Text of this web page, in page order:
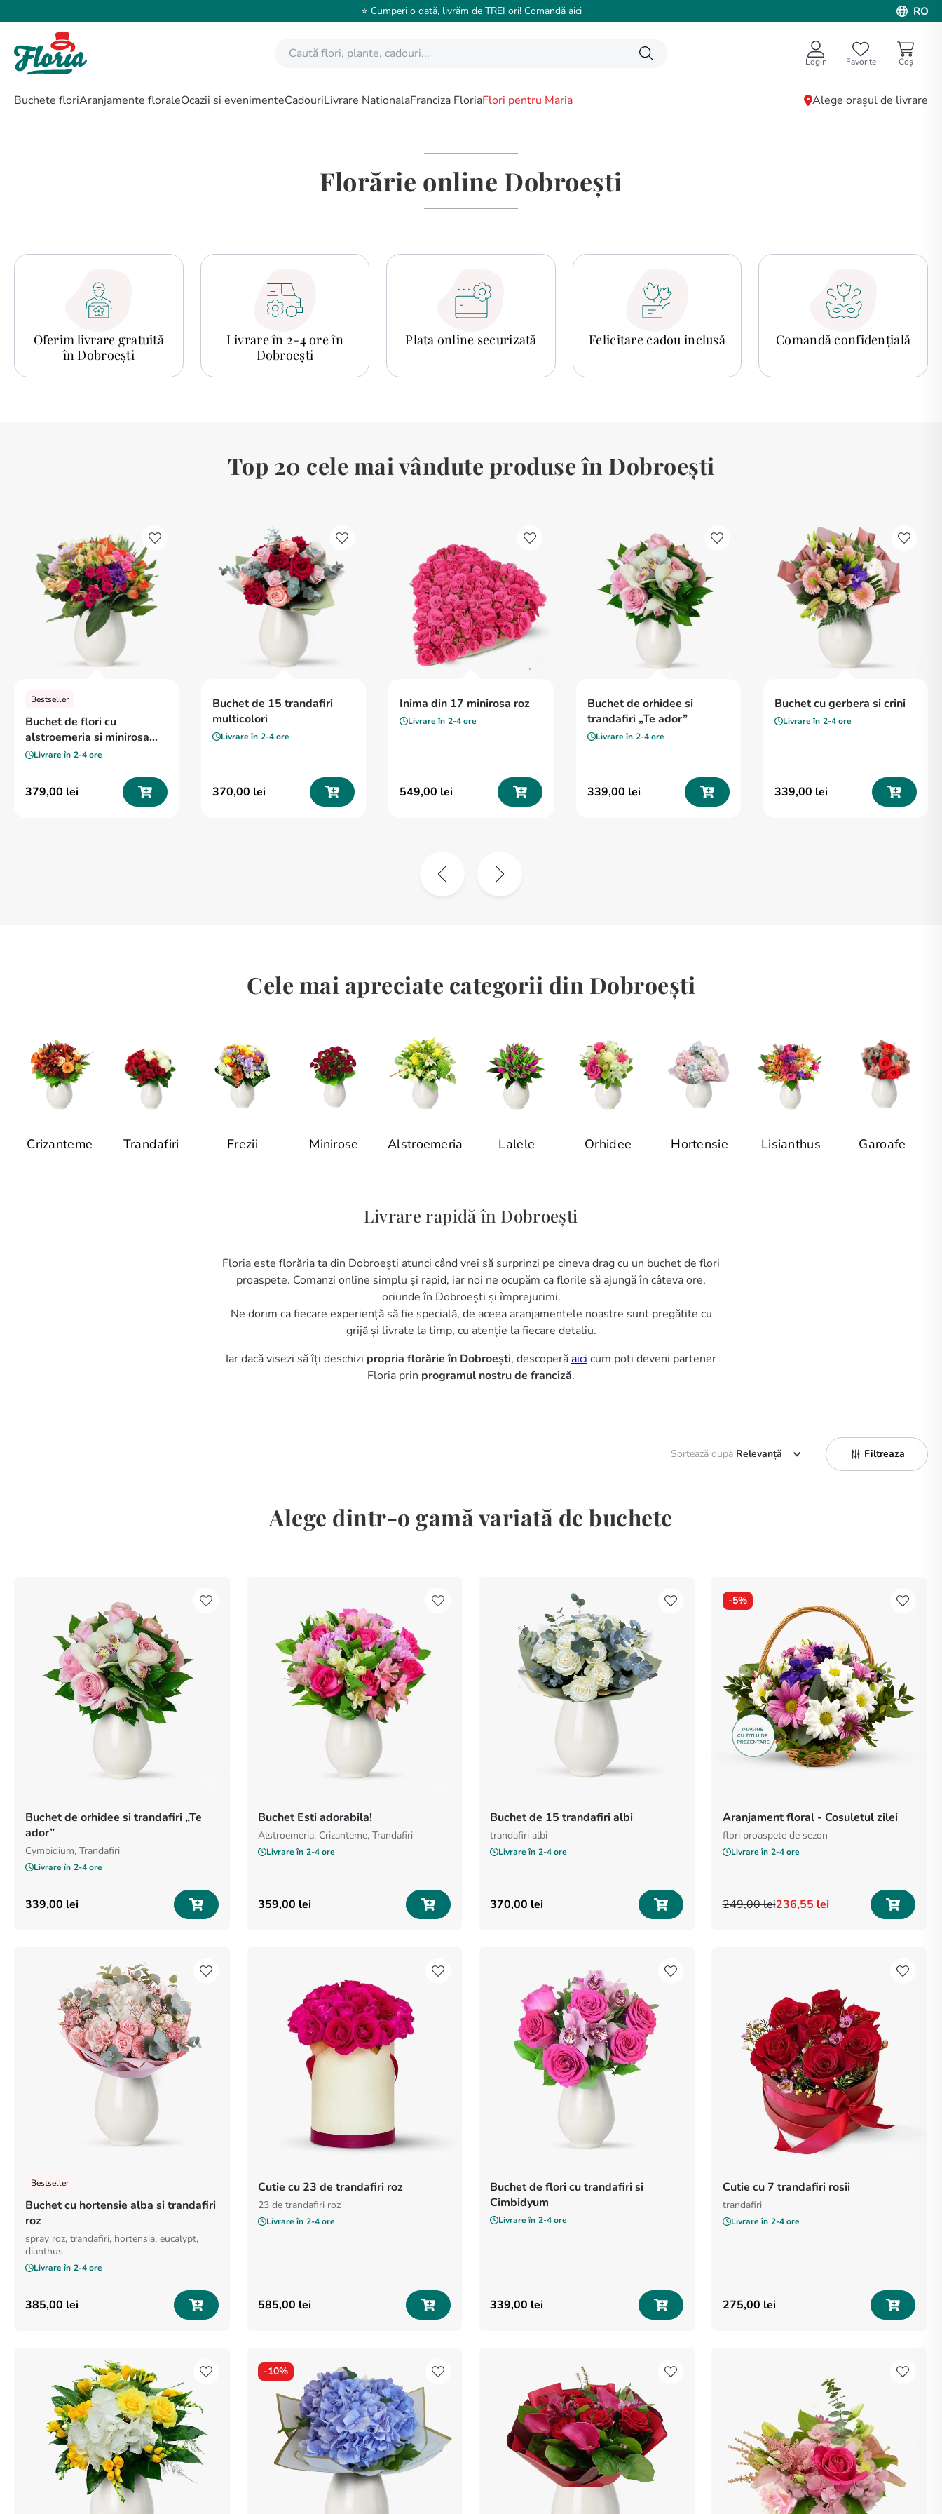
⭐️ Cumperi o dată, livrăm de TREI ori! Comandă aici RO
buchet trandafiri
Login Favorite
Buchete floriAranjamente floraleOcazii si evenimenteCadouriLivrare NationalaFranciza FloriaFlori pentru Maria Alege orașul de livrare
Florărie online Dobroești
Oferim livrare gratuită
în Dobroești
Livrare în 2-4 ore în
Dobroești
Plata online securizată Felicitare cadou inclusă Comandă confidențială
Top 20 cele mai vândute produse în Dobroești
Bestseller
Buchet de flori cu
alstroemeria si minirosa
„Vise colorate”
Livrare în 2-4 ore
379,00 lei
Buchet de 15 trandafiri
multicolori
Livrare în 2-4 ore
370,00 lei
Inima din 17 minirosa roz
Livrare în 2-4 ore
549,00 lei
Buchet de orhidee si
trandafiri „Te ador”
Livrare în 2-4 ore
339,00 lei
Buchet cu gerbera si crini
Livrare în 2-4 ore
339,00 lei
Cele mai apreciate categorii din Dobroești
Crizanteme Trandafiri Frezii Minirose Alstroemeria Lalele Orhidee Hortensie Lisianthus Garoafe
Livrare rapidă în Dobroești
Floria este florăria ta din Dobroești atunci când vrei să surprinzi pe cineva drag cu un buchet de flori
proaspete. Comanzi online simplu și rapid, iar noi ne ocupăm ca florile să ajungă în câteva ore,
oriunde în Dobroești și împrejurimi.
Ne dorim ca fiecare experiență să fie specială, de aceea aranjamentele noastre sunt pregătite cu
grijă și livrate la timp, cu atenție la fiecare detaliu.
Iar dacă visezi să îți deschizi propria florărie în Dobroești, descoperăaici cum poți deveni partener
Floria prin programul nostru de franciză.
Sortează după Relevanță Filtreaza
Alege dintr-o gamă variată de buchete
Buchet de orhidee si trandafiri „Te
ador”
Cymbidium, Trandafiri
Livrare în 2-4 ore
339,00 lei
Buchet Esti adorabila!
Alstroemeria, Crizanteme, Trandafiri
Livrare în 2-4 ore
359,00 lei
Buchet de 15 trandafiri albi
trandafiri albi
Livrare în 2-4 ore
370,00 lei
-5%
Aranjament floral - Cosuletul zilei
flori proaspete de sezon
Livrare în 2-4 ore
249,00lei236,55 lei
Bestseller
Buchet cu hortensie alba si trandafiri
roz
spray roz, trandafiri, hortensia, eucalypt,
dianthus
Livrare în 2-4 ore
385,00 lei
Cutie cu 23 de trandafiri roz
23 de trandafiri roz
Livrare în 2-4 ore
585,00 lei
Buchet de flori cu trandafiri si
Cimbidyum
Livrare în 2-4 ore
339,00 lei
Cutie cu 7 trandafiri rosii
trandafiri
Livrare în 2-4 ore
275,00 lei
-10%